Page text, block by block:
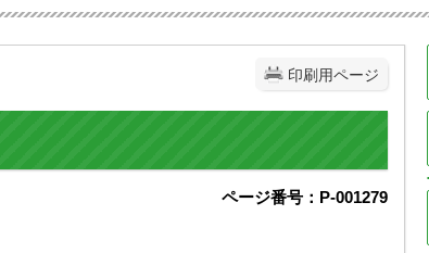
印刷用ページ
ページ番号：P-001279